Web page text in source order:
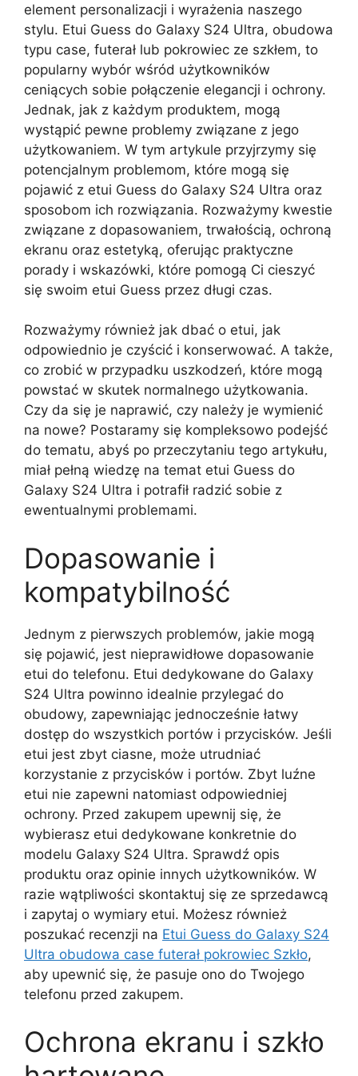
element personalizacji i wyrażenia naszego
stylu. Etui Guess do Galaxy S24 Ultra, obudowa
typu case, futerał lub pokrowiec ze szkłem, to
popularny wybór wśród użytkowników
ceniących sobie połączenie elegancji i ochrony.
Jednak, jak z każdym produktem, mogą
wystąpić pewne problemy związane z jego
użytkowaniem. W tym artykule przyjrzymy się
potencjalnym problemom, które mogą się
pojawić z etui Guess do Galaxy S24 Ultra oraz
sposobom ich rozwiązania. Rozważymy kwestie
związane z dopasowaniem, trwałością, ochroną
ekranu oraz estetyką, oferując praktyczne
porady i wskazówki, które pomogą Ci cieszyć
się swoim etui Guess przez długi czas.
Rozważymy również jak dbać o etui, jak
odpowiednio je czyścić i konserwować. A także,
co zrobić w przypadku uszkodzeń, które mogą
powstać w skutek normalnego użytkowania.
Czy da się je naprawić, czy należy je wymienić
na nowe? Postaramy się kompleksowo podejść
do tematu, abyś po przeczytaniu tego artykułu,
miał pełną wiedzę na temat etui Guess do
Galaxy S24 Ultra i potrafił radzić sobie z
ewentualnymi problemami.
Dopasowanie i
kompatybilność
Jednym z pierwszych problemów, jakie mogą
się pojawić, jest nieprawidłowe dopasowanie
etui do telefonu. Etui dedykowane do Galaxy
S24 Ultra powinno idealnie przylegać do
obudowy, zapewniając jednocześnie łatwy
dostęp do wszystkich portów i przycisków. Jeśli
etui jest zbyt ciasne, może utrudniać
korzystanie z przycisków i portów. Zbyt luźne
etui nie zapewni natomiast odpowiedniej
ochrony. Przed zakupem upewnij się, że
wybierasz etui dedykowane konkretnie do
modelu Galaxy S24 Ultra. Sprawdź opis
produktu oraz opinie innych użytkowników. W
razie wątpliwości skontaktuj się ze sprzedawcą
i zapytaj o wymiary etui. Możesz również
poszukać recenzji na Etui Guess do Galaxy S24
Ultra obudowa case futerał pokrowiec Szkło,
aby upewnić się, że pasuje ono do Twojego
telefonu przed zakupem.
Ochrona ekranu i szkło